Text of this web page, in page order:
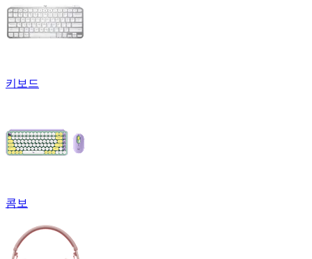
키보드
콤보